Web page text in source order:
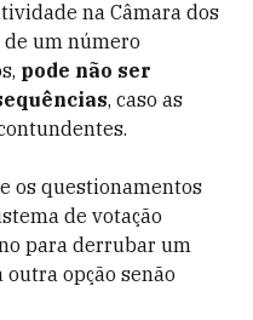
na Câmara dos
de um número
pode não ser
, caso as
os questionamentos
de votação
para derrubar um
outra opção senão